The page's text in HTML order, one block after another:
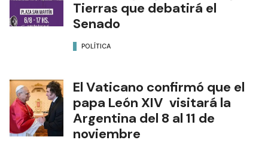
Tierras que debatirá el
Senado
POLÍTICA
El Vaticano confirmó que el
papa León XIV visitará la
Argentina del 8 al 11 de
noviembre